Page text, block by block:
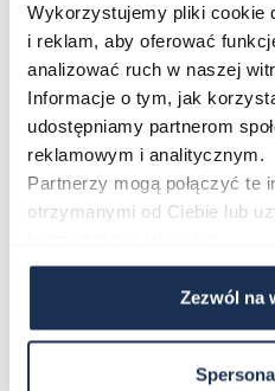
Wykorzystujemy pliki cookie
i reklam, aby oferować
analizować ruch w naszej
Informacje o tym, jak
udostępniamy partnerom
reklamowym i analitycznym.
Partnerzy mogą połączyć te
otrzymanymi od Ciebie lub
Zezwól na
251,00 zł279,00 zł